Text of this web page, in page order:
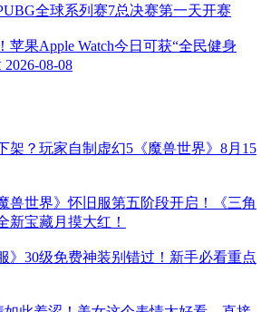
全球系列赛7总决赛第一天开赛
苹果Apple Watch今日可获“全民健身
2026-08-08
架？玩家自制虚幻5《魔兽世界》8月15
兽世界》怀旧服第五阶段开启！《三角
新宝藏月摸大红！
》30级免费神装别错过！新手必看重点